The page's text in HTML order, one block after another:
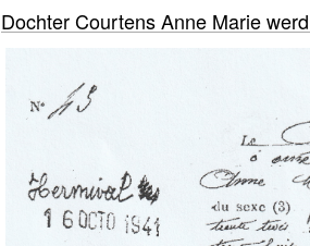
Dochter Courtens Anne Marie